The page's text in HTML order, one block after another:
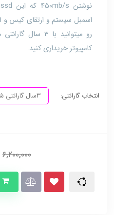
اسمبل سیستم و ارتقای کیس و
رو میتوانید با
کامپیوتر خریداری کنید.
انتخاب گارانتی: 3سال گارانتی شرکت ماتریس
6,200,000